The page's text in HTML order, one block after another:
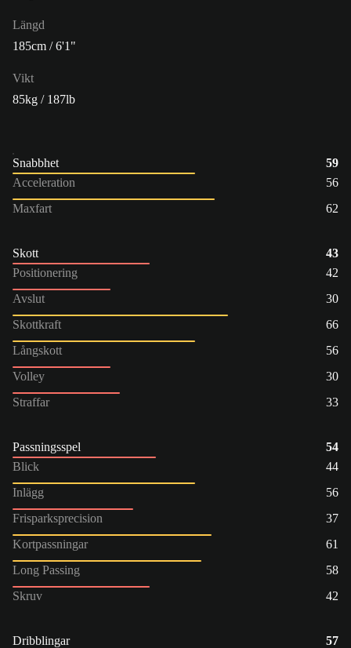
Längd
185cm / 6'1"
Vikt
85kg / 187lb
Snabbhet
59
Acceleration
56
Maxfart
62
Skott
43
Positionering
42
Avslut
30
Skottkraft
66
Långskott
56
Volley
30
Straffar
33
Passningsspel
54
Blick
44
Inlägg
56
Frisparksprecision
37
Kortpassningar
61
Long Passing
58
Skruv
42
Dribblingar
57